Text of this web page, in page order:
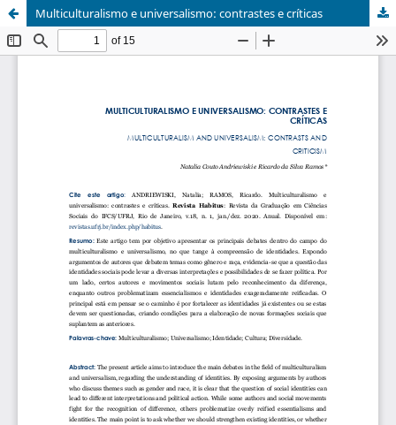
Multiculturalismo e universalismo: contrastes e críticas